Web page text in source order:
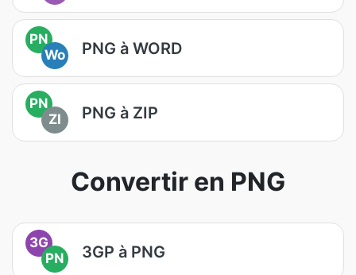
PN
Wo
PNG à WORD
PN
ZI
PNG à ZIP
Convertir en PNG
3G
PN
3GP à PNG